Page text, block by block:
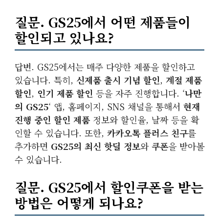
질문. GS25에서 어떤 제품들이
할인되고 있나요?
답변. GS25에서는 매주 다양한 제품을 할인하고
있습니다. 특히, 신제품 출시 기념 할인, 계절 제품
할인, 인기 제품 할인 등을 자주 진행합니다. ‘나만
의 GS25‘ 앱, 홈페이지, SNS 채널을 통해서 현재
진행 중인 할인 제품 정보와 할인율, 날짜 등을 확
인할 수 있습니다. 또한, 카카오톡 플러스 친구를
추가하면 GS25의 최신 핫딜 정보와쿠폰을 받아볼
수 있습니다.
질문. GS25에서 할인쿠폰을 받는
방법은 어떻게 되나요?